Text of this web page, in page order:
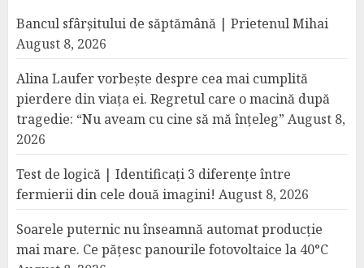
Bancul sfârșitului de săptămână | Prietenul Mihai
August 8, 2026
Alina Laufer vorbește despre cea mai cumplită
pierdere din viața ei. Regretul care o macină după
tragedie: “Nu aveam cu cine să mă înțeleg” August 8,
2026
Test de logică | Identificați 3 diferențe între
fermierii din cele două imagini! August 8, 2026
Soarele puternic nu înseamnă automat producție
mai mare. Ce pățesc panourile fotovoltaice la 40°C